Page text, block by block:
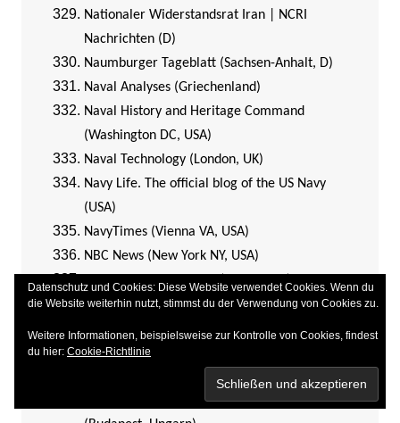
Nationaler Widerstandsrat Iran | NCRI
Nachrichten (D)
Naumburger Tageblatt (Sachsen-Anhalt, D)
Naval Analyses (Griechenland)
Naval History and Heritage Command
(Washington DC, USA)
Naval Technology (London, UK)
Navy Life. The official blog of the US Navy
(USA)
NavyTimes (Vienna VA, USA)
NBC News (New York NY, USA)
Neue Luzerner Zeitung (Luzern, CH)
Neue Osnabrücker Zeitung (Niedersachsen, D)
Neue Passauer Presse (Passau, Bayern, D)
Neue Westfälische (Bielefeld, Niedersachsen,
Neue Zeitung. Ungarndeutsches Wochenblatt
Datenschutz und Cookies: Diese Website verwendet Cookies. Wenn du
die Website weiterhin nutzt, stimmst du der Verwendung von Cookies zu.
Weitere Informationen, beispielsweise zur Kontrolle von Cookies, findest
du hier: Cookie-Richtlinie